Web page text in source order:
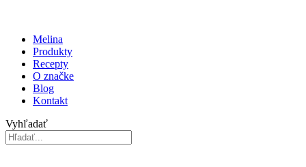
Melina
Produkty
Recepty
O značke
Blog
Kontakt
Vyhľadať